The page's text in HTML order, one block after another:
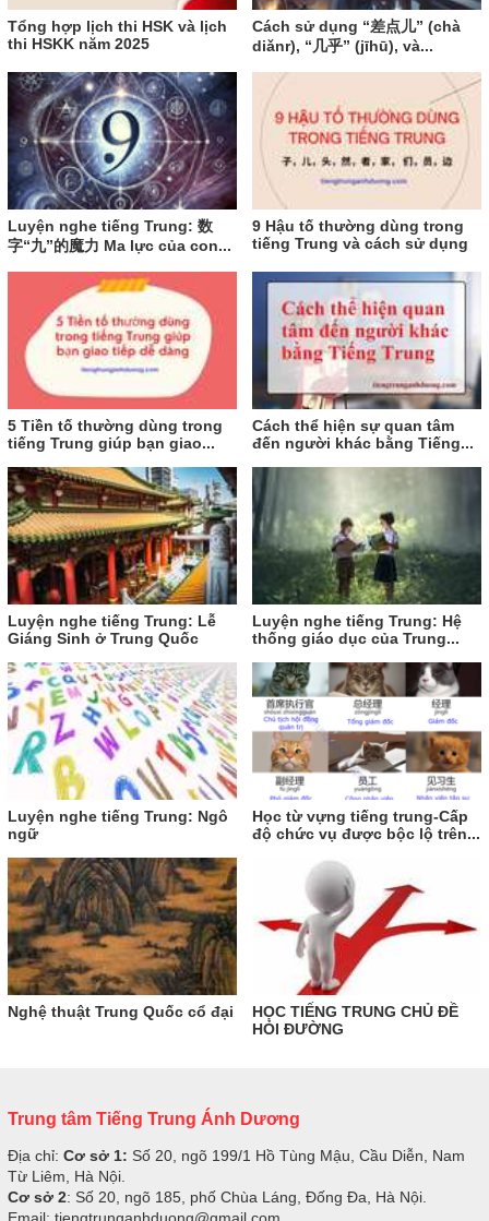
Tổng hợp lịch thi HSK và lịch
thi HSKK năm 2025
Cách sử dụng “差点儿” (chà
diǎnr), “几乎” (jīhū), và...
Luyện nghe tiếng Trung: 数
字“九”的魔力 Ma lực của con...
9 Hậu tố thường dùng trong
tiếng Trung và cách sử dụng
5 Tiền tố thường dùng trong
tiếng Trung giúp bạn giao...
Cách thể hiện sự quan tâm
đến người khác bằng Tiếng...
Luyện nghe tiếng Trung: Lễ
Giáng Sinh ở Trung Quốc
Luyện nghe tiếng Trung: Hệ
thống giáo dục của Trung...
Luyện nghe tiếng Trung: Ngô
ngữ
Học từ vựng tiếng trung-Cấp
độ chức vụ được bộc lộ trên...
Nghệ thuật Trung Quốc cổ đại
HỌC TIẾNG TRUNG CHỦ ĐỀ
HỎI ĐƯỜNG
Trung tâm Tiếng Trung Ánh Dương
Địa chỉ: Cơ sở 1: Số 20, ngõ 199/1 Hồ Tùng Mậu, Cầu Diễn, Nam
Từ Liêm, Hà Nội.
Cơ sở 2: Số 20, ngõ 185, phố Chùa Láng, Đống Đa, Hà Nội.